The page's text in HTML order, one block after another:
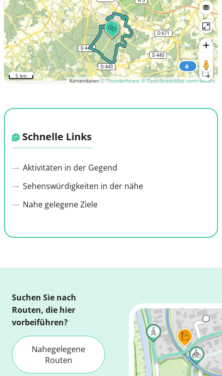
Kartendaten © Thunderforest © OpenStreetMap contributors
5 km
Schnelle Links
Aktivitäten in der Gegend
Sehenswürdigkeiten in der nähe
Nahe gelegene Ziele
Suchen Sie nach
Routen, die hier
vorbeiführen?
Nahegelegene
Routen